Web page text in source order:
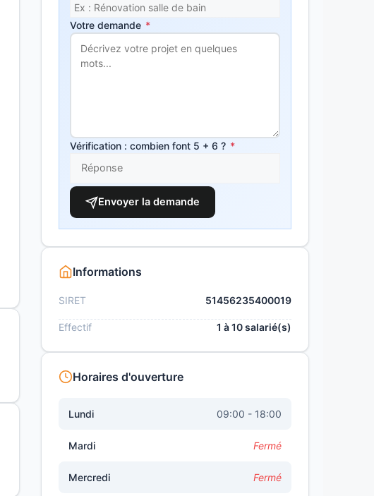
Votre demande *
Vérification : combien font 5 + 6 ? *
Envoyer la demande
Informations
SIRET 51456235400019
Effectif 1 à 10 salarié(s)
Horaires d'ouverture
Lundi 09:00 - 18:00
Mardi Fermé
Mercredi Fermé